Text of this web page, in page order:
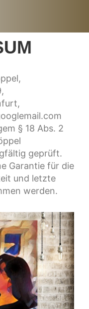
§ 18 Abs. 2
geprüft.
Garantie für die
und letzte
werden.